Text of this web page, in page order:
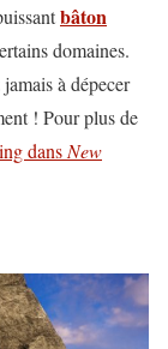
bâton
domaines.
à dépecer
! Pour plus de
dans New